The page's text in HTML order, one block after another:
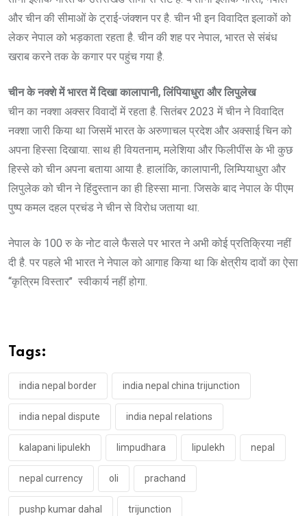
और चीन की सीमाओं के ट्राई-जंक्शन पर है. चीन भी इन विवादित इलाकों को
लेकर नेपाल को भड़काता रहता है. चीन की शह पर नेपाल, भारत से संबंध
खराब करने तक के कगार पर पहुंच गया है.
चीन के नक्शे में भारत में दिखा कालापानी, लिंपियाधुरा और लिपुलेख
चीन का नक्शा अक्सर विवादों में रहता है. सितंबर 2023 में चीन ने विवादित
नक्शा जारी किया था जिसमें भारत के अरुणाचल प्रदेश और अक्साई चिन को
अपना हिस्सा दिखाया. साथ ही वियतनाम, मलेशिया और फिलीपींस के भी कुछ
हिस्से को चीन अपना बताया आया है. हालांकि, कालापानी, लिम्पियाधुरा और
लिपुलेक को चीन ने हिंदुस्तान का ही हिस्सा माना. जिसके बाद नेपाल के पीएम
पुष्प कमल दहल प्रचंड ने चीन से विरोध जताया था.
नेपाल के 100 रु के नोट वाले फैसले पर भारत ने अभी कोई प्रतिक्रिया नहीं
दी है. पर पहले भी भारत ने नेपाल को आगाह किया था कि क्षेत्रीय दावों का ऐसा
‘‘कृत्रिम विस्तार’’ स्वीकार्य नहीं होगा.
Tags:
india nepal border india nepal china trijunction
india nepal dispute india nepal relations
kalapani lipulekh limpudhara lipulekh nepal
nepal currency oli prachand
pushp kumar dahal trijunction